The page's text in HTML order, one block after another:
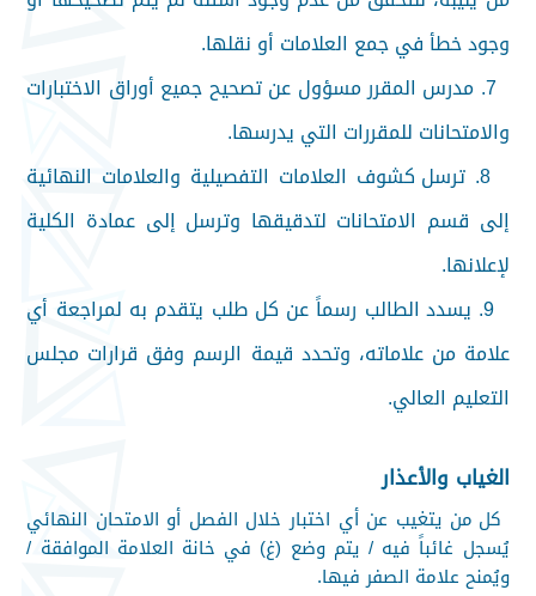
وجود خطأ في جمع العلامات أو نقلها.
7. مدرس المقرر مسؤول عن تصحيح جميع أوراق الاختبارات
والامتحانات للمقررات التي يدرسها.
8. ترسل كشوف العلامات التفصيلية والعلامات النهائية
إلى قسم الامتحانات لتدقيقها وترسل إلى عمادة الكلية
لإعلانها.
9. يسدد الطالب رسماً عن كل طلب يتقدم به لمراجعة أي
علامة من علاماته، وتحدد قيمة الرسم وفق قرارات مجلس
التعليم العالي.
الغياب والأعذار
كل من يتغيب عن أي اختبار خلال الفصل أو الامتحان النهائي
يُسجل غائباً فيه / يتم وضع (غ) في خانة العلامة الموافقة /
ويُمنح علامة الصفر فيها.